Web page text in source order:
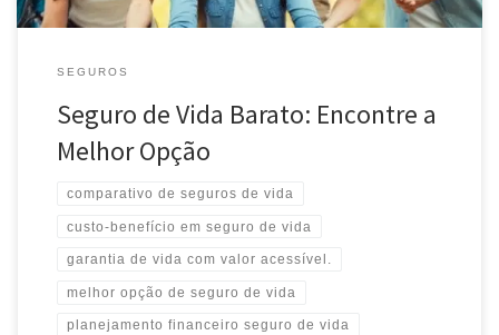
SEGUROS
Seguro de Vida Barato: Encontre a
Melhor Opção
comparativo de seguros de vida
custo-benefício em seguro de vida
garantia de vida com valor acessível.
melhor opção de seguro de vida
planejamento financeiro seguro de vida